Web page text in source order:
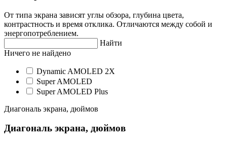
От типа экрана зависят углы обзора, глубина цвета,
контрастность и время отклика. Отличаются между собой и
энергопотреблением.
Найти
Ничего не найдено
Dynamic AMOLED 2X
Super AMOLED
Super AMOLED Plus
Диагональ экрана, дюймов
Диагональ экрана, дюймов